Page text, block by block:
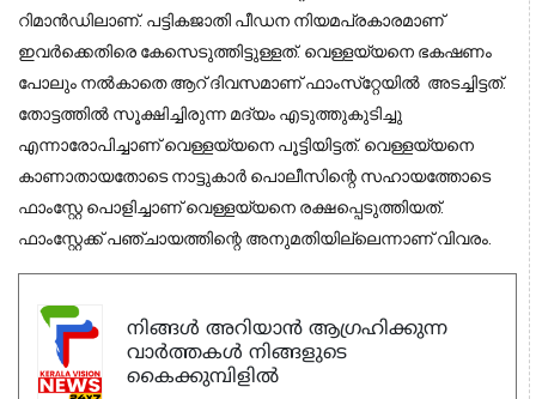
റിമാന്‍ഡിലാണ്. പട്ടികജാതി പീഡന നിയമപ്രകാരമാണ്
ഇവര്‍ക്കെതിരെ കേസെടുത്തിട്ടുള്ളത്. വെള്ളയ്യനെ ഭകഷണം
പോലും നല്‍കാതെ ആറ് ദിവസമാണ് ഫാംസ്‌റ്റേയില്‍ അടച്ചിട്ടത്.
തോട്ടത്തില്‍ സൂക്ഷിച്ചിരുന്ന മദ്യം എടുത്തുകുടിച്ചു
എന്നാരോപിച്ചാണ് വെള്ളയ്യനെ പൂട്ടിയിട്ടത്. വെള്ളയ്യനെ
കാണാതായതോടെ നാട്ടുകാര്‍ പൊലീസിന്റെ സഹായത്തോടെ
ഫാംസ്റ്റേ പൊളിച്ചാണ് വെള്ളയ്യനെ രക്ഷപ്പെടുത്തിയത്.
ഫാംസ്റ്റേക്ക് പഞ്ചായത്തിന്റെ അനുമതിയില്ലെന്നാണ് വിവരം.
നിങ്ങൾ അറിയാൻ ആഗ്രഹിക്കുന്ന
വാർത്തകൾ നിങ്ങളുടെ
കൈക്കുമ്പിളിൽ